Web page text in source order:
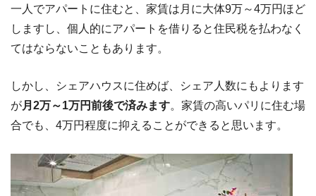
一人でアパートに住むと、家賃は月に大体9万～4万円ほど
しますし、個人的にアパートを借りると住民税を払わなく
てはならないこともあります。
しかし、シェアハウスに住めば、シェア人数にもよります
が月2万～1万円前後で済みます。家賃の高いパリに住む場
合でも、4万円程度に抑えることができると思います。